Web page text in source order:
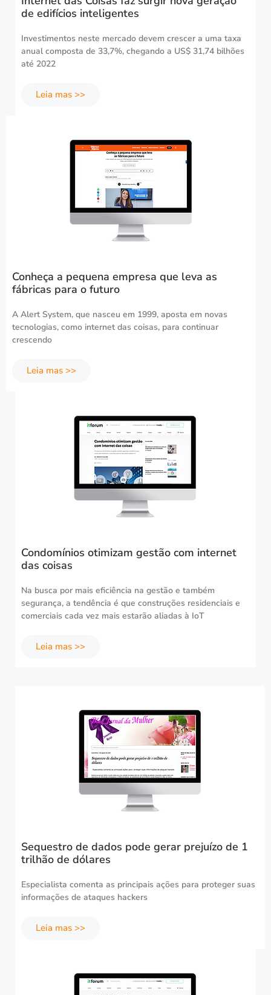
de edifícios inteligentes
Investimentos neste mercado devem crescer a uma taxa
anual composta de 33,7%, chegando a US$ 31,74 bilhões
até 2022
Leia mas >>
Conheça a pequena empresa que leva as
fábricas para o futuro
A Alert System, que nasceu em 1999, aposta em novas
tecnologias, como internet das coisas, para continuar
crescendo
Leia mas >>
Condomínios otimizam gestão com internet
das coisas
Na busca por mais eficiência na gestão e também
segurança, a tendência é que construções residenciais e
comerciais cada vez mais estarão aliadas à IoT
Leia mas >>
Sequestro de dados pode gerar prejuízo de 1
trilhão de dólares
Especialista comenta as principais ações para proteger suas
informações de ataques hackers
Leia mas >>